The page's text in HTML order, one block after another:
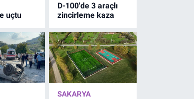
uçtu
D-100'de 3 araçlı
zincirleme kaza
SAKARYA